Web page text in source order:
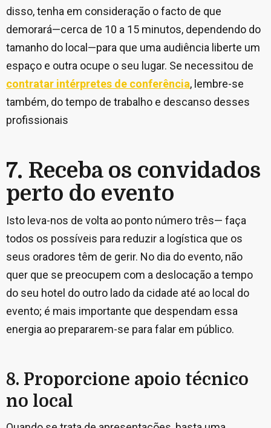
disso, tenha em consideração o facto de que
demorará—cerca de 10 a 15 minutos, dependendo do
tamanho do local—para que uma audiência liberte um
espaço e outra ocupe o seu lugar. Se necessitou de
contratar intérpretes de conferência, lembre-se
também, do tempo de trabalho e descanso desses
profissionais
7. Receba os convidados
perto do evento
Isto leva-nos de volta ao ponto número três— faça
todos os possíveis para reduzir a logística que os
seus oradores têm de gerir. No dia do evento, não
quer que se preocupem com a deslocação a tempo
do seu hotel do outro lado da cidade até ao local do
evento; é mais importante que despendam essa
energia ao prepararem-se para falar em público.
8. Proporcione apoio técnico
no local